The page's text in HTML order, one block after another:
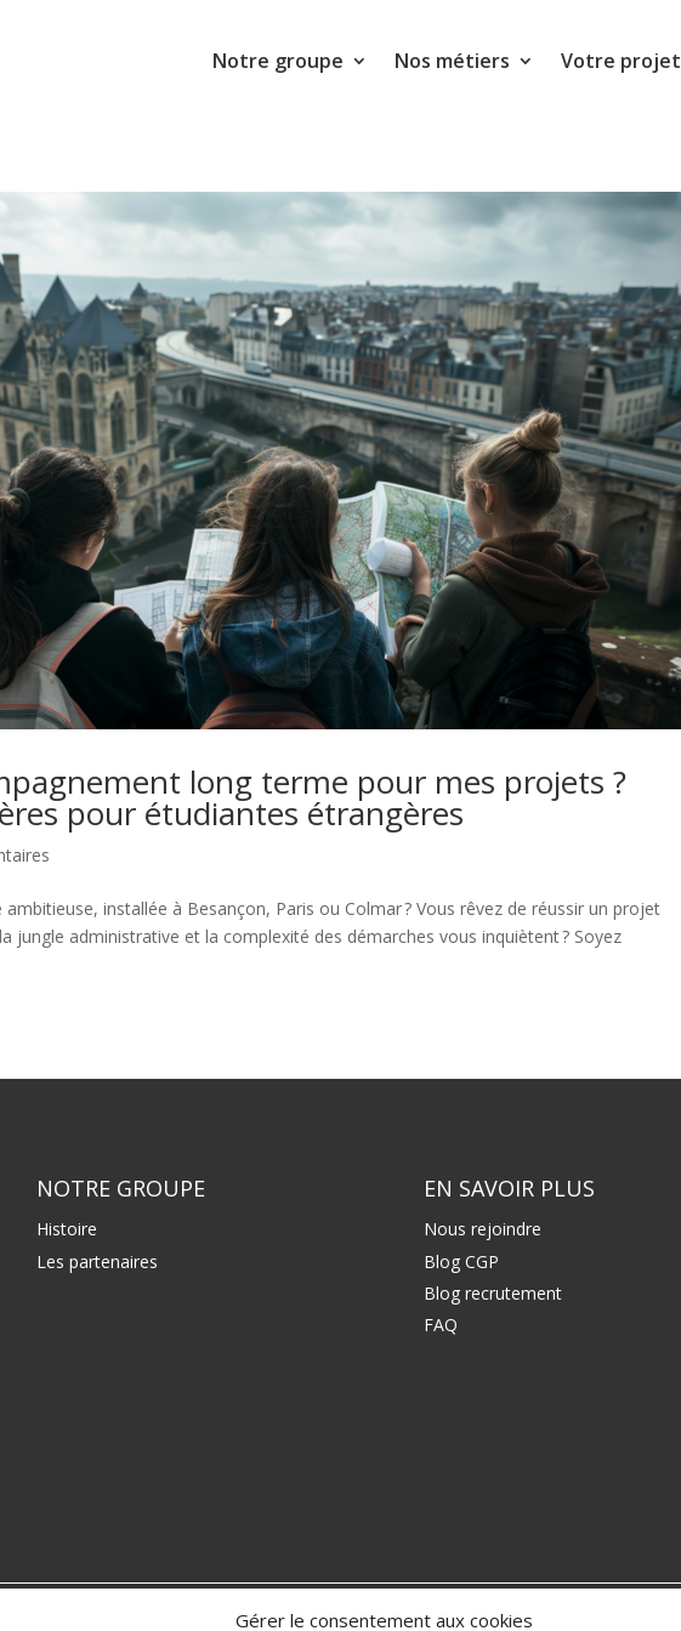
Gérer le consentement aux cookies
Notre groupe Nos métiers Votre projet
long terme pour mes projets ?
pour étudiantes étrangères
installée à Besançon, Paris ou Colmar ? Vous rêvez de réussir un projet
jungle administrative et la complexité des démarches vous inquiètent ? Soyez
NOTRE GROUPE
Histoire
Les partenaires
EN SAVOIR PLUS
Nous rejoindre
Blog CGP
Blog recrutement
FAQ